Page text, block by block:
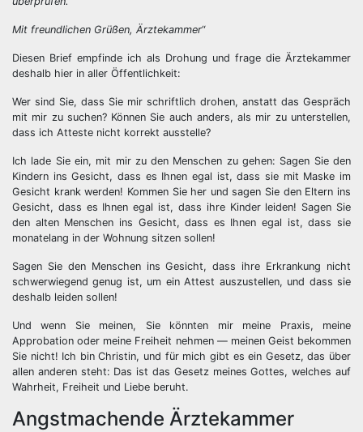
Mit freundlichen Grüßen, Ärztekammer“
Diesen Brief empfinde ich als Drohung und frage die Ärztekammer
deshalb hier in aller Öffentlichkeit:
Wer sind Sie, dass Sie mir schriftlich drohen, anstatt das Gespräch
mit mir zu suchen? Können Sie auch anders, als mir zu unterstellen,
dass ich Atteste nicht korrekt ausstelle?
Ich lade Sie ein, mit mir zu den Menschen zu gehen: Sagen Sie den
Kindern ins Gesicht, dass es Ihnen egal ist, dass sie mit Maske im
Gesicht krank werden! Kommen Sie her und sagen Sie den Eltern ins
Gesicht, dass es Ihnen egal ist, dass ihre Kinder leiden! Sagen Sie
den alten Menschen ins Gesicht, dass es Ihnen egal ist, dass sie
monatelang in der Wohnung sitzen sollen!
Sagen Sie den Menschen ins Gesicht, dass ihre Erkrankung nicht
schwerwiegend genug ist, um ein Attest auszustellen, und dass sie
deshalb leiden sollen!
Und wenn Sie meinen, Sie könnten mir meine Praxis, meine
Approbation oder meine Freiheit nehmen — meinen Geist bekommen
Sie nicht! Ich bin Christin, und für mich gibt es ein Gesetz, das über
allen anderen steht: Das ist das Gesetz meines Gottes, welches auf
Wahrheit, Freiheit und Liebe beruht.
Angstmachende Ärztekammer